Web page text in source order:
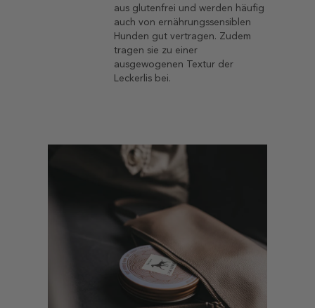
aus glutenfrei und werden häufig
auch von ernährungssensiblen
Hunden gut vertragen. Zudem
tragen sie zu einer
ausgewogenen Textur der
Leckerlis bei.